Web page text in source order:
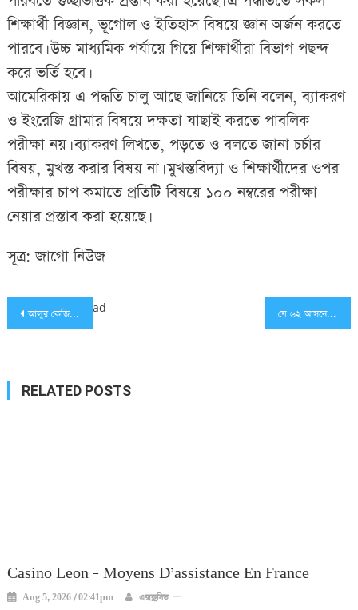
শিক্ষার্থী বিজ্ঞান, ভূগোল ও ইতিহাস বিষয়ে জ্ঞান অর্জন করতে
পারবে। উচ্চ মাধ্যমিক পর্যায়ে গিয়ে শিক্ষার্থীরা বিভাগ পছন্দ
করে ভর্তি হবে।
আমেরিকায় এ পদ্ধতি চালু আছে জানিয়ে তিনি বলেন, ব্যাকরণ
ও ইংরেজি গ্রামার বিষয়ে দক্ষতা যাছাই করতে পাবলিক
পরীক্ষা নয়। ব্যাকরণ লিখতে, পড়তে ও বলতে জানা চর্চার
বিষয়, মুখস্ত করার বিষয় না। মুখস্তবিদ্যা ও শিক্ষার্থীদের ওপর
পরীক্ষার চাপ কমাতে প্রতিটি বিষয়ে ১০০ নম্বরের পরীক্ষা
নেয়ার প্রস্তাব করা হয়েছে।
সূত্র: জাগো নিউজ
Post
আলুর কেজি ১ টাকা! যে ৬২ আসনে প্রার্থী পরিবর্তন করছে বিএনপি
ad
RELATED POSTS
Casino Leon – Moyens D’assistance En France
Aug 5, 2026 / 02:41pm এক্সক্লুসিভ